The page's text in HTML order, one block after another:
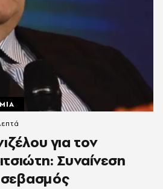
για τον
Συναίνεση
σεβασμός